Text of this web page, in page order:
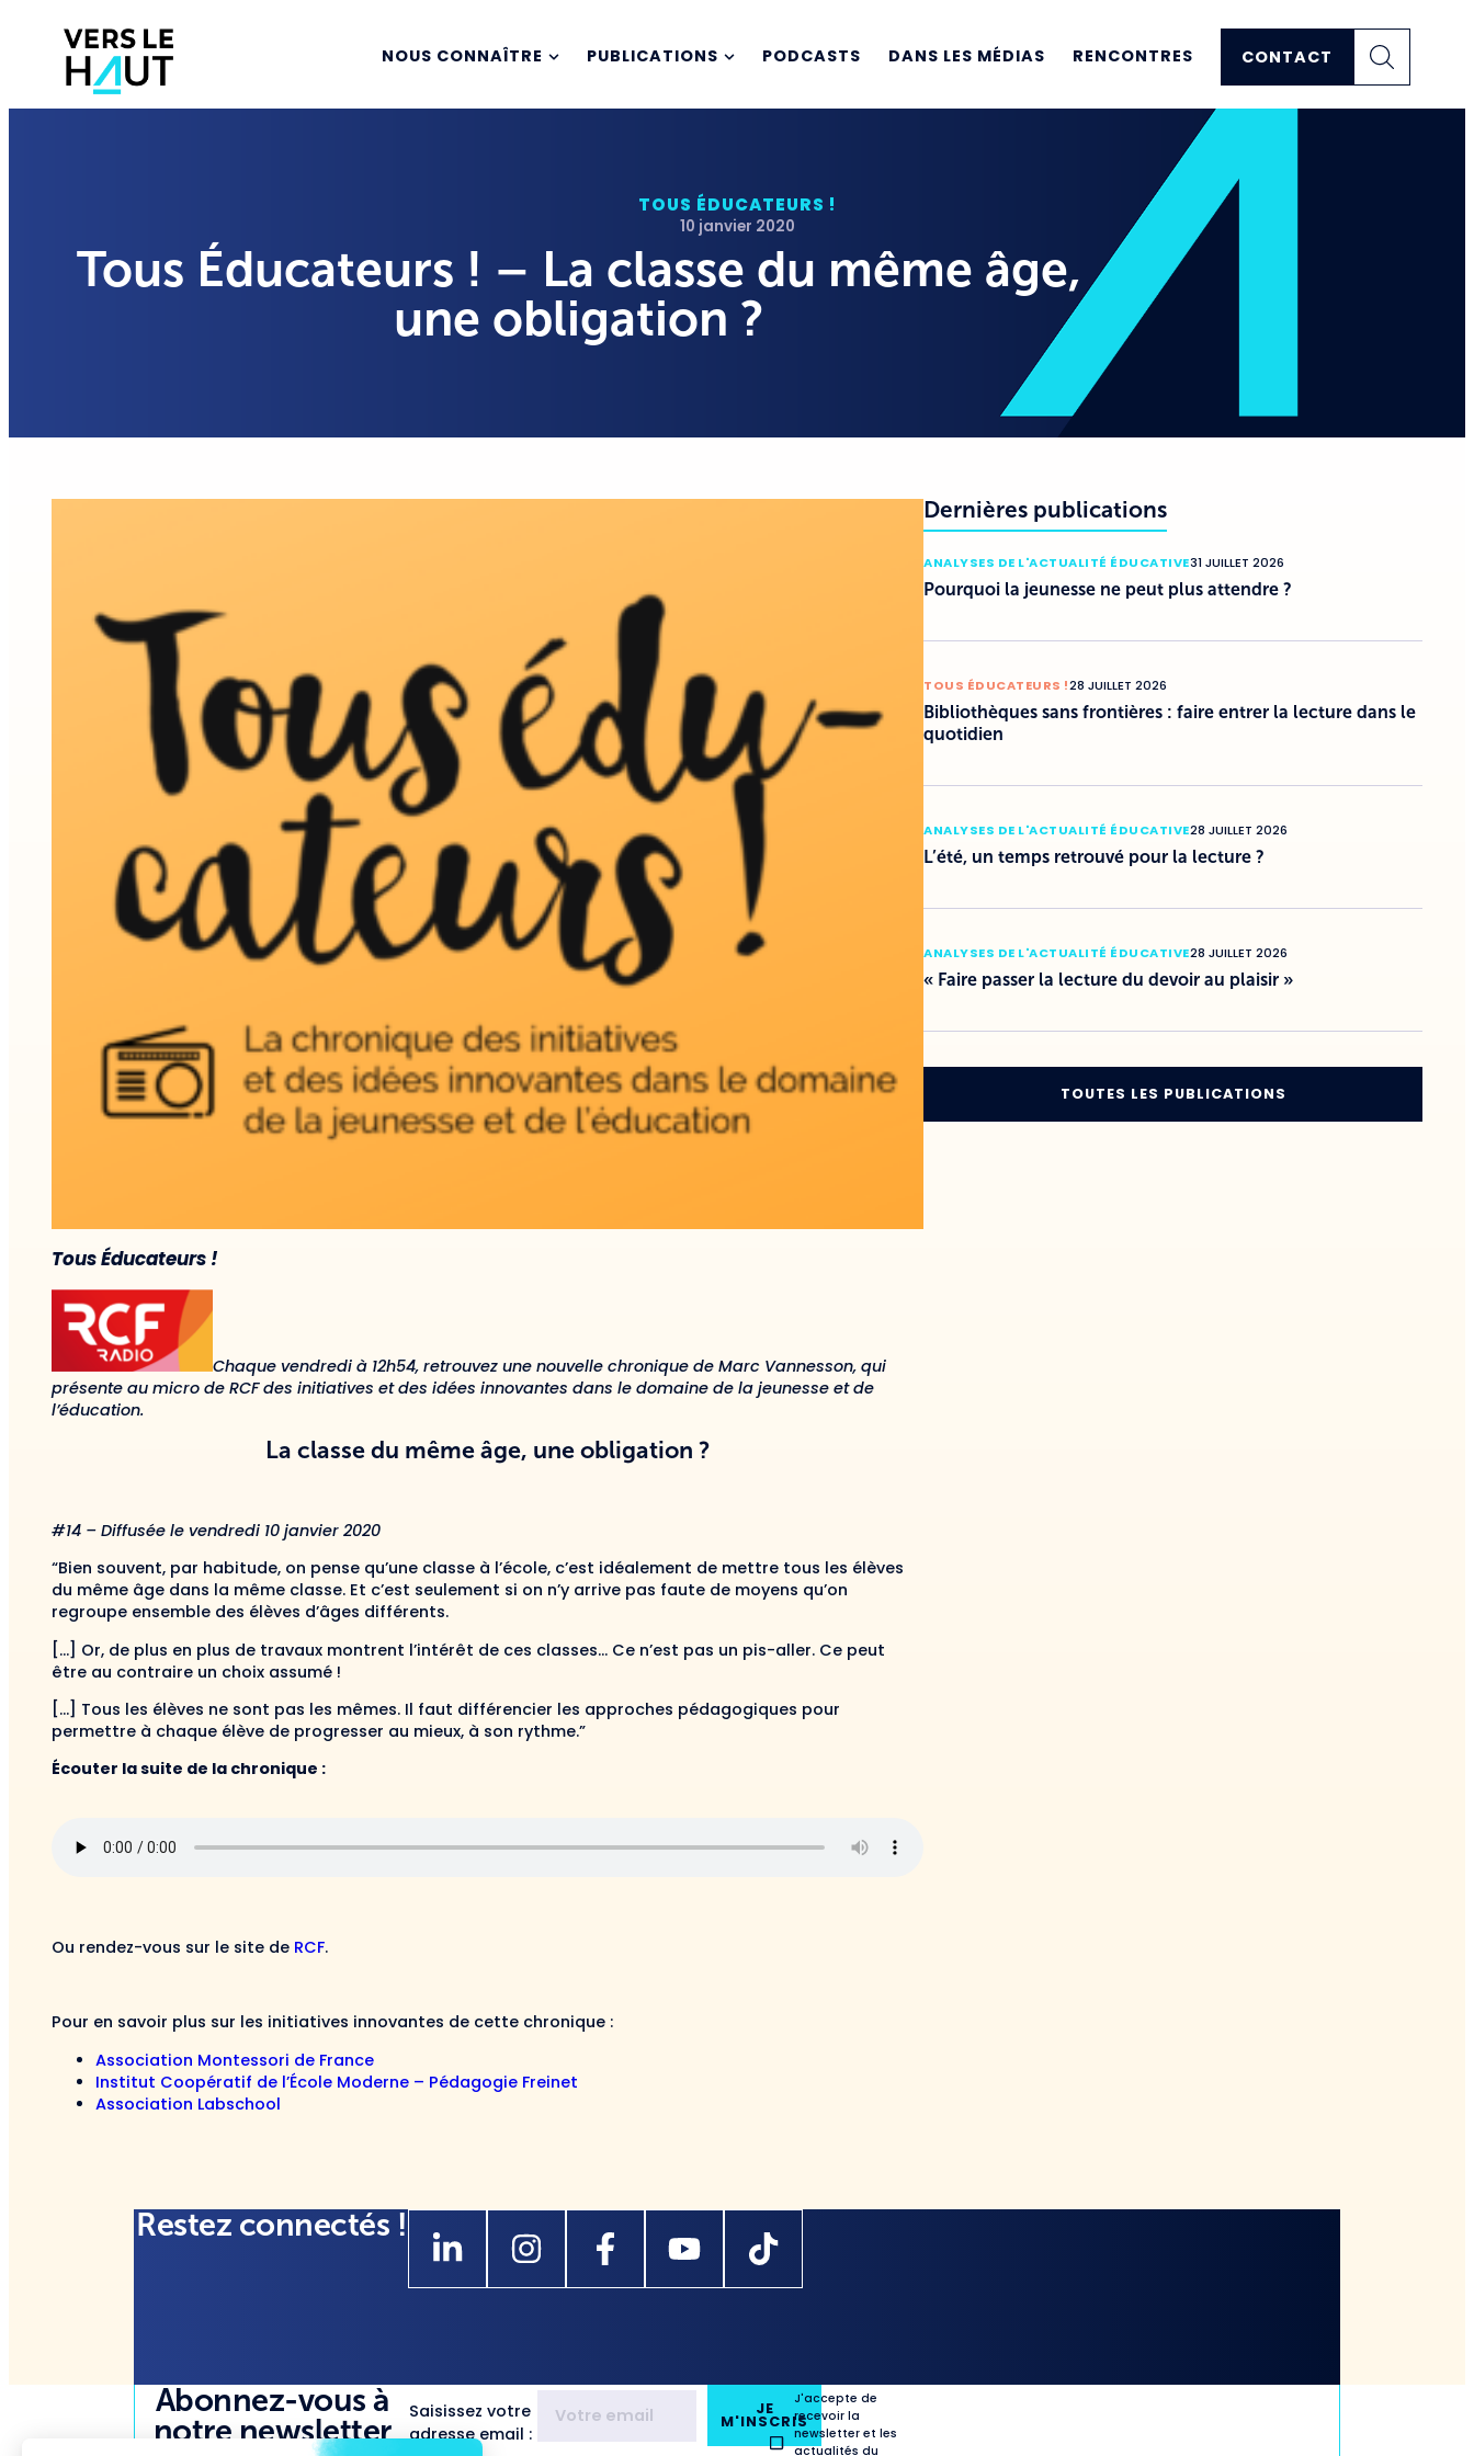
NOUS CONNAÎTRE PUBLICATIONS PODCASTS DANS LES MÉDIAS RENCONTRES CONTACT
TOUS ÉDUCATEURS !
10 janvier 2020
Tous Éducateurs ! – La classe du même âge,
une obligation ?
Tous Éducateurs !
Chaque vendredi à 12h54, retrouvez une nouvelle chronique de Marc Vannesson, qui
présente au micro de RCF des initiatives et des idées innovantes dans le domaine de la jeunesse et de
l’éducation.
La classe du même âge, une obligation ?
#14 – Diffusée le vendredi 10 janvier 2020
“Bien souvent, par habitude, on pense qu’une classe à l’école, c’est idéalement de mettre tous les élèves
du même âge dans la même classe. Et c’est seulement si on n’y arrive pas faute de moyens qu’on
regroupe ensemble des élèves d’âges différents.
[…] Or, de plus en plus de travaux montrent l’intérêt de ces classes… Ce n’est pas un pis-aller. Ce peut
être au contraire un choix assumé !
[…] Tous les élèves ne sont pas les mêmes. Il faut différencier les approches pédagogiques pour
permettre à chaque élève de progresser au mieux, à son rythme.”
Écouter la suite de la chronique :
Ou rendez-vous sur le site de RCF.
Pour en savoir plus sur les initiatives innovantes de cette chronique :
Association Montessori de France
Institut Coopératif de l’École Moderne – Pédagogie Freinet
Association Labschool
Dernières publications
ANALYSES DE L'ACTUALITÉ ÉDUCATIVE31 JUILLET 2026
Pourquoi la jeunesse ne peut plus attendre ?
TOUS ÉDUCATEURS !28 JUILLET 2026
Bibliothèques sans frontières : faire entrer la lecture dans le
quotidien
ANALYSES DE L'ACTUALITÉ ÉDUCATIVE28 JUILLET 2026
L’été, un temps retrouvé pour la lecture ?
ANALYSES DE L'ACTUALITÉ ÉDUCATIVE28 JUILLET 2026
« Faire passer la lecture du devoir au plaisir »
TOUTES LES PUBLICATIONS
Restez connectés !
Abonnez-vous à
notre newsletter
Saisissez votre
adresse email :
JE
M'INSCRIS
J'accepte de
recevoir la
newsletter et les
actualités du